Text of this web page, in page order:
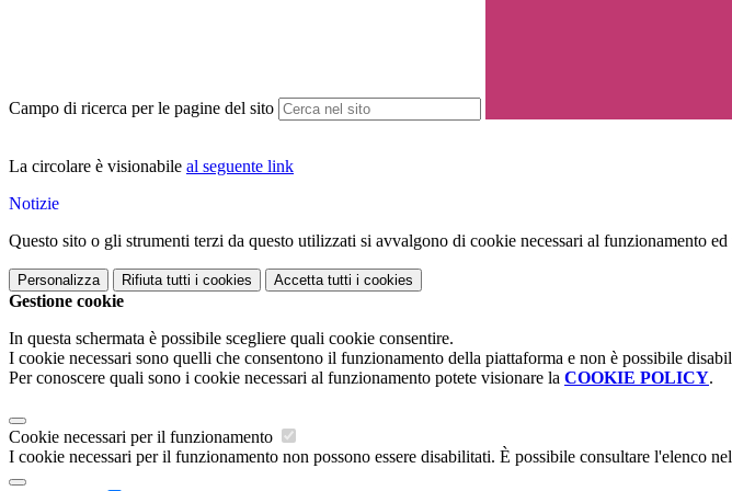
Campo di ricerca per le pagine del sito
La circolare è visionabile al seguente link
Notizie
Questo sito o gli strumenti terzi da questo utilizzati si avvalgono di cookie necessari al funzionamento
Personalizza Rifiuta tutti i cookies Accetta tutti i cookies
Gestione cookie
In questa schermata è possibile scegliere quali cookie consentire.
I cookie necessari sono quelli che consentono il funzionamento della piattaforma e non è possibile
Per conoscere quali sono i cookie necessari al funzionamento potete visionare la COOKIE POLICY.
Cookie necessari per il funzionamento
I cookie necessari per il funzionamento non possono essere disabilitati. È possibile consultare l'elenco